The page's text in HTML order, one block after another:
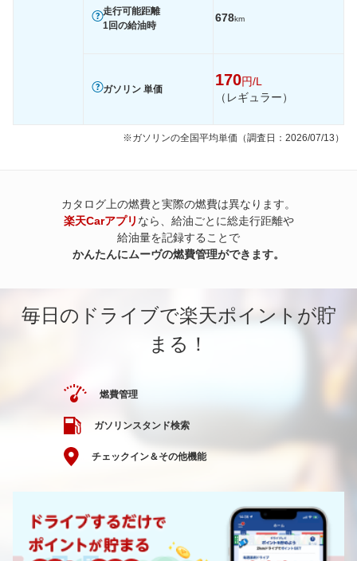
走行可能距離
1回の給油時
678km
ガソリン 単価
170円/L
（レギュラー）
※ガソリンの全国平均単価（調査日：2026/07/13）
カタログ上の燃費と実際の燃費は異なります。
楽天Carアプリ なら、給油ごとに総走行距離や
給油量を記録することで
かんたんにムーヴの燃費管理ができます。
毎日のドライブで楽天ポイントが貯
まる！
燃費管理
ガソリンスタンド検索
チェックイン＆その他機能